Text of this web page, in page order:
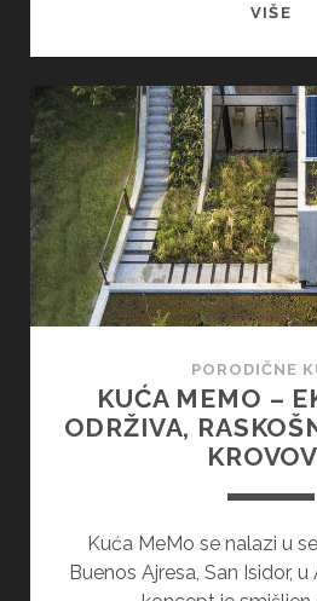
VIŠE
–
U
PORODIČNE
KUĆA MEMO –
ODRŽIVA,
Kuća MeMo se nalazi u
Buenos Ajresa, San Isidor,